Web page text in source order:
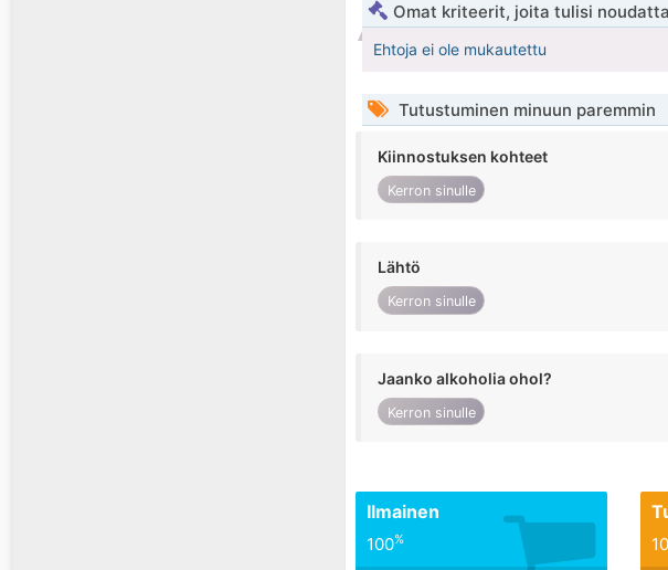
Omat kriteerit, joita tulisi
Ehtoja ei ole mukautettu
Tutustuminen minuun paremmin
Kiinnostuksen kohteet
Kerron sinulle
Lähtö
Kerron sinulle
Jaanko alkoholia ohol?
Kerron sinulle
Ilmainen
100%